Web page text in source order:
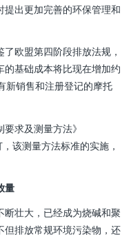
出更加完善的环保管理和
欧盟第四阶段排放法规，
基础成本将比现在增加约
新销售和注册登记的摩托
求及测量方法》
该测量方法标准的实施，
量
壮大，已经成为烧碱和聚
但排放常规环境污染物，还